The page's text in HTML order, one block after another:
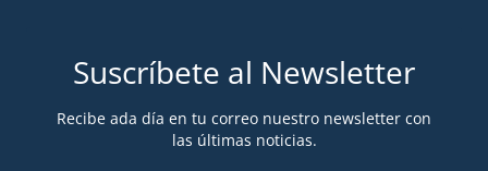
Suscríbete al Newsletter
Recibe ada día en tu correo nuestro newsletter con
las últimas noticias.